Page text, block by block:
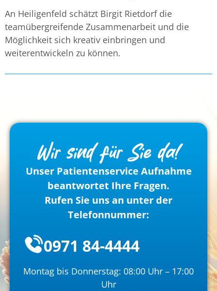
An Heiligenfeld schätzt Birgit Rietdorf die
teamübergreifende Zusammenarbeit und die
Möglichkeit sich kreativ einbringen und
weiterentwickeln zu können.
Wir sind für Sie da!
Unser Patientenservice Aufnahme
beantwortet Ihre Fragen.
Rufen Sie uns an unter der
Telefonnummer:
0971 84-4444
Montag bis Donnerstag: 08:00 Uhr – 17:00
Uhr